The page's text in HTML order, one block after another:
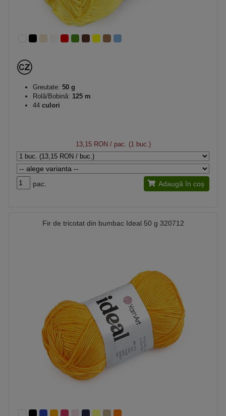
Greutate: 50 g
Rolă/Bobină: 125 m
44 culori
13,15 RON/ pac. (1 buc.)
pac. Adaugă în coș
Fir de tricotat din bumbac Ideal 50 g 320712